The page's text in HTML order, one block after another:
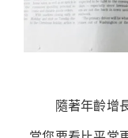
隨著年齡增